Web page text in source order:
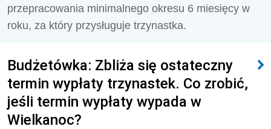
przepracowania minimalnego okresu 6 miesięcy w
roku, za który przysługuje trzynastka.
Budżetówka: Zbliża się ostateczny
termin wypłaty trzynastek. Co zrobić,
jeśli termin wypłaty wypada w
Wielkanoc?